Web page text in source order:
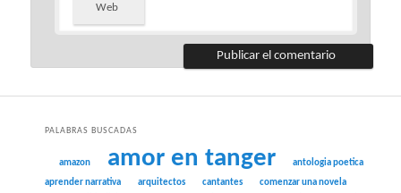
Web
PALABRAS BUSCADAS
amazon amor en tanger
antologia poetica
aprender narrativa
arquitectos cantantes
comenzar una novela